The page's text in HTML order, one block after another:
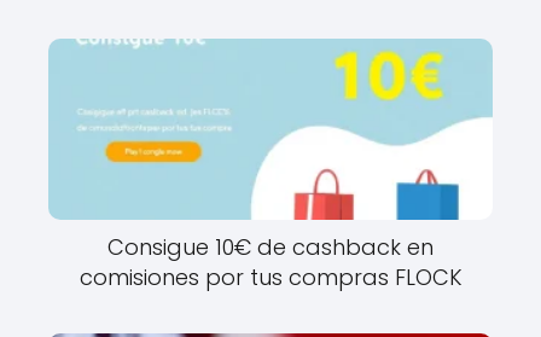
Consigue 10€ de cashback en
comisiones por tus compras FLOCK